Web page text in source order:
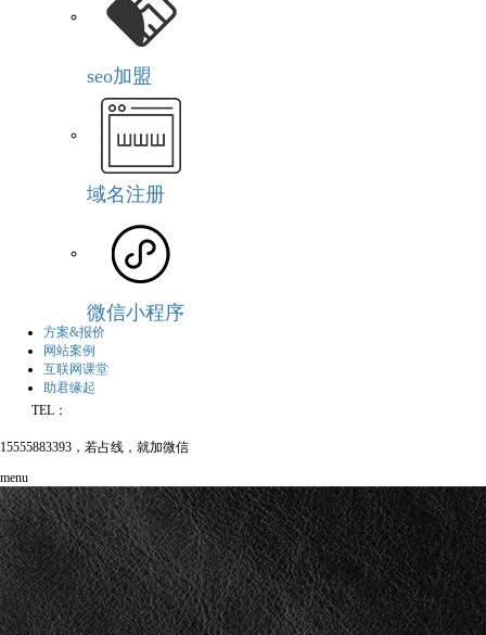
seo加盟
域名注册
微信小程序
方案&报价
网站案例
互联网课堂
助君缘起
TEL：
15555883393，若占线，就加微信
menu